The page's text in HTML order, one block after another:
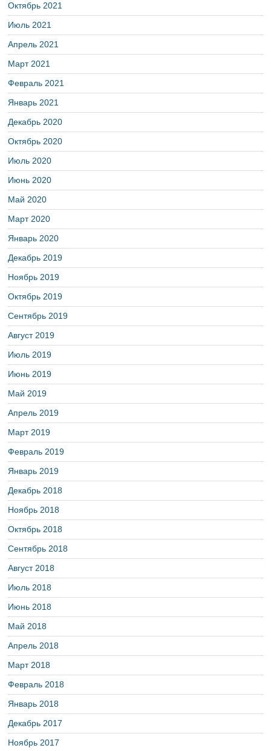
Октябрь 2021
Июль 2021
Апрель 2021
Март 2021
Февраль 2021
Январь 2021
Декабрь 2020
Октябрь 2020
Июль 2020
Июнь 2020
Май 2020
Март 2020
Январь 2020
Декабрь 2019
Ноябрь 2019
Октябрь 2019
Сентябрь 2019
Август 2019
Июль 2019
Июнь 2019
Май 2019
Апрель 2019
Март 2019
Февраль 2019
Январь 2019
Декабрь 2018
Ноябрь 2018
Октябрь 2018
Сентябрь 2018
Август 2018
Июль 2018
Июнь 2018
Май 2018
Апрель 2018
Март 2018
Февраль 2018
Январь 2018
Декабрь 2017
Ноябрь 2017